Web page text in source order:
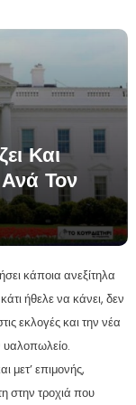
Και
Ανά Τον
κάποια ανεξίτηλα
ήθελε να κάνει, δεν
εκλογές και την νέα
υαλοπωλείο.
μετ’ επιμονής,
στην τροχιά που